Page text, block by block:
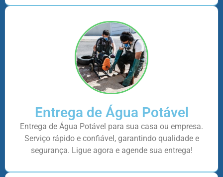
Entrega de Água Potável
Entrega de Água Potável para sua casa ou empresa.
Serviço rápido e confiável, garantindo qualidade e
segurança. Ligue agora e agende sua entrega!